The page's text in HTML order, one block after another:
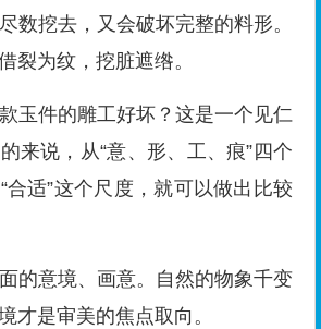
数挖去，又会破坏完整的料形。
裂为纹，挖脏遮绺。
玉件的雕工好坏？这是一个见仁
来说，从“意、形、工、痕”四个
合适”这个尺度，就可以做出比较
的意境、画意。自然的物象千变
才是审美的焦点取向。